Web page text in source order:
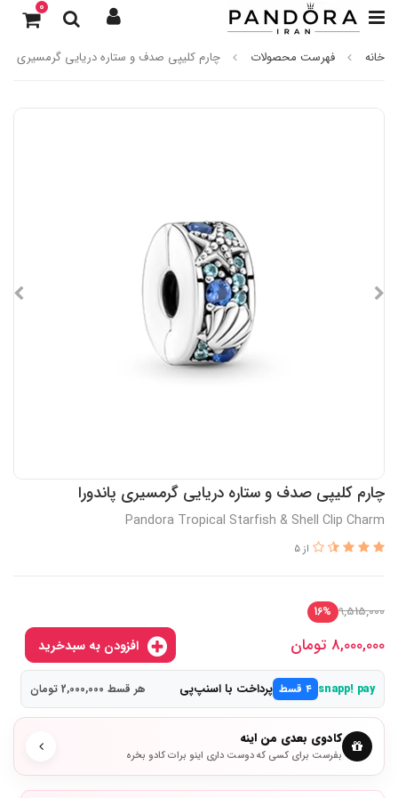
0
خانه فهرست محصولات چارم کلیپی صدف و ستاره دریایی گرمسیری
چارم کلیپی صدف و ستاره دریایی گرمسیری پاندورا
Pandora Tropical Starfish & Shell Clip Charm
از 5
9,515,000
16%
8,000,000 تومان
snapp! pay ۴ قسط پرداخت با اسنپ‌پی هر قسط 2,000,000 تومان
کادوی بعدی من اینه
بفرست برای کسی که دوست داری اینو برات کادو بخره